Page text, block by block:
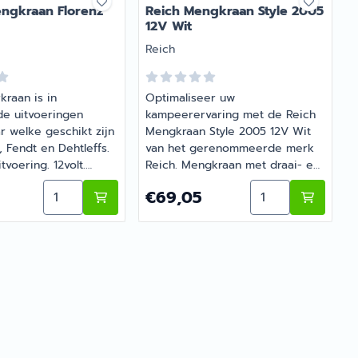
Linnea K
Florenz
is in
uitvoeringen
welke geschikt zijn
Fendt en Dehtleffs.
12volt.
keramisch
10mm.
Aantal kiezen voor Comet Mengkraan Florenz
Reich Mengkraan Style 2005
12V Wit
Merk:
Reich
Optimaliseer uw
kampeerervaring met de Reich
Mengkraan Style 2005 12V Wit
van het gerenommeerde merk
Reich. Mengkraan met draai- en
zwenkbare uitloop en
microschakelaar. Langere
uitloop dan type 2002. Kunststof
Prijs: 69,05
€69,05 Aantal kiezen